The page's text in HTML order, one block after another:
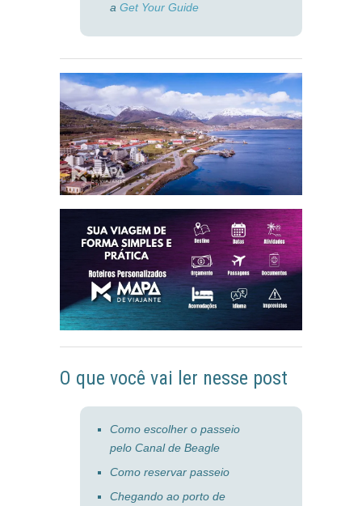
a Get Your Guide
O que você vai ler nesse post
Como escolher o passeio
pelo Canal de Beagle
Como reservar passeio
Chegando ao porto de